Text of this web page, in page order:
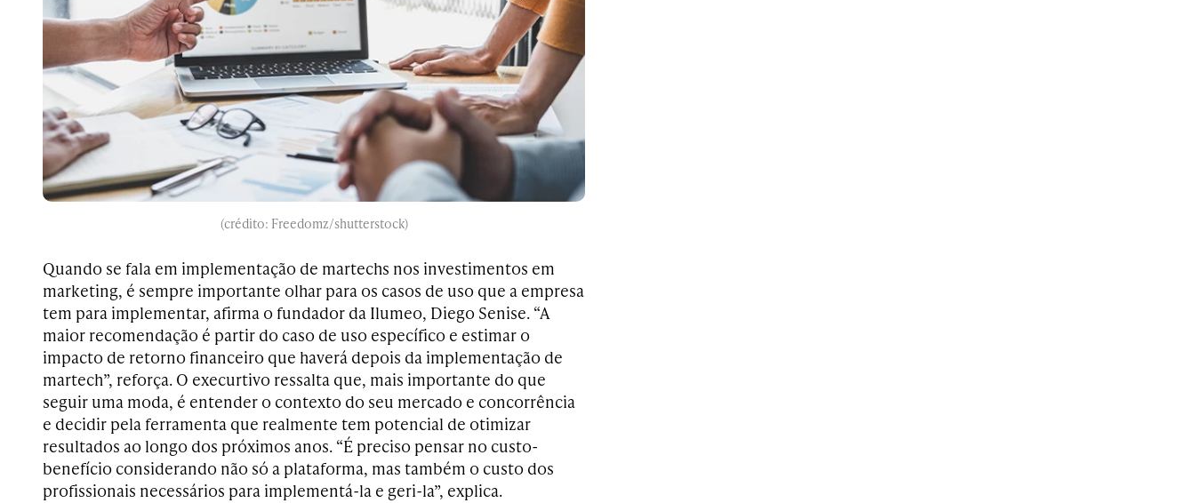
(crédito: Freedomz/shutterstock)
Quando se fala em implementação de martechs nos investimentos em
marketing, é sempre importante olhar para os casos de uso que a empresa
tem para implementar, afirma o fundador da Ilumeo, Diego Senise. “A
maior recomendação é partir do caso de uso específico e estimar o
impacto de retorno financeiro que haverá depois da implementação de
martech”, reforça. O execurtivo ressalta que, mais importante do que
seguir uma moda, é entender o contexto do seu mercado e concorrência
e decidir pela ferramenta que realmente tem potencial de otimizar
resultados ao longo dos próximos anos. “É preciso pensar no custo-
benefício considerando não só a plataforma, mas também o custo dos
profissionais necessários para implementá-la e geri-la”, explica.